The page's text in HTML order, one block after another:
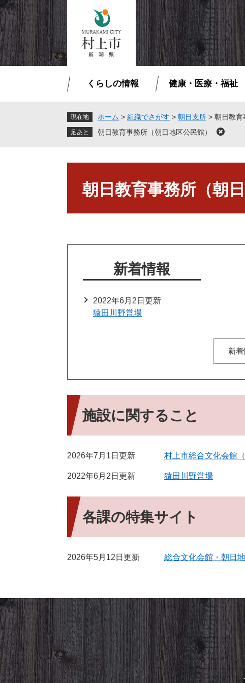
ペ
ー
ジ
の
先
頭
メ
ニ
ュ
ー
を
飛
くらしの情報 健康・医療・福祉
現在地 ホーム > 組織でさがす > 朝日支所 > 朝日教育
朝日教育事務所（朝日地区公民館）
閉
朝日教育事務所（朝日
新着情報
2022年6月2日更新
猿田川野営場
新
施設に関すること
2026年7月1日更新 村上市総合文化会館
2022年6月2日更新 猿田川野営場
各課の特集サイト
2026年5月12日更新 総合文化会館・朝日